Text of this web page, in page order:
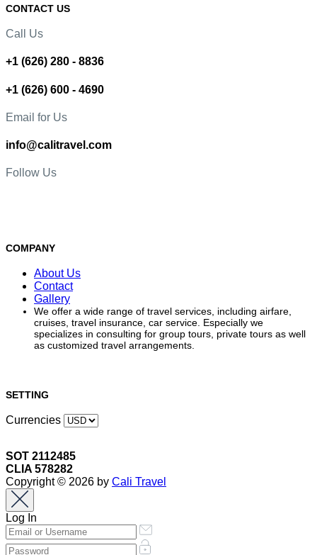
CONTACT US
Call Us
+1 (626) 280 - 8836
+1 (626) 600 - 4690
Email for Us
info@calitravel.com
Follow Us
COMPANY
About Us
Contact
Gallery
We offer a wide range of travel services, including airfare,
cruises, travel insurance, car service. Especially we
specializes in consulting for group tours, private tours as well
as customized travel arrangements.
SETTING
Currencies
SOT 2112485
CLIA 578282
Copyright © 2026 by Cali Travel
Log In